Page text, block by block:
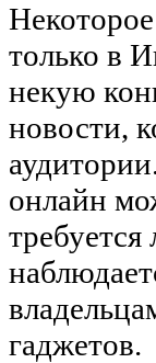
только в
некую
новости,
онлайн
гаджетов.